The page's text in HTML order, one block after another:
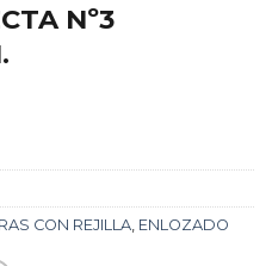
Nº3
CON REJILLA, ENLOZADO